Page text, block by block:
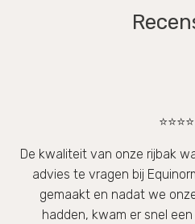
De kwaliteit van onze rijbak
advies te vragen bij
gemaakt en nadat we
hadden, kwam er snel